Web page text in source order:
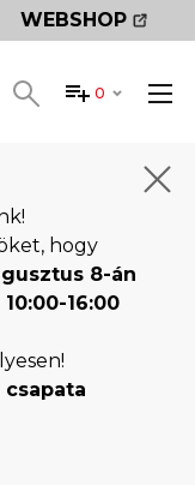
WEBSHOP
0
hogy
8-án
16:00